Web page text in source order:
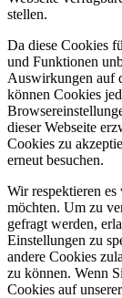
stellen.
Da diese Cookies
und Funktionen
Auswirkungen auf
können Cookies
dieser Webseite
Cookies zu
erneut besuchen.
Wir respektieren
möchten. Um zu
gefragt werden,
Einstellungen zu
andere Cookies
zu können. Wenn
Cookies auf